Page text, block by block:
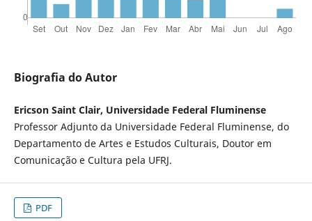
Biografia do Autor
Ericson Saint Clair, Universidade Federal Fluminense
Professor Adjunto da Universidade Federal Fluminense, do
Departamento de Artes e Estudos Culturais, Doutor em
Comunicação e Cultura pela UFRJ.
PDF